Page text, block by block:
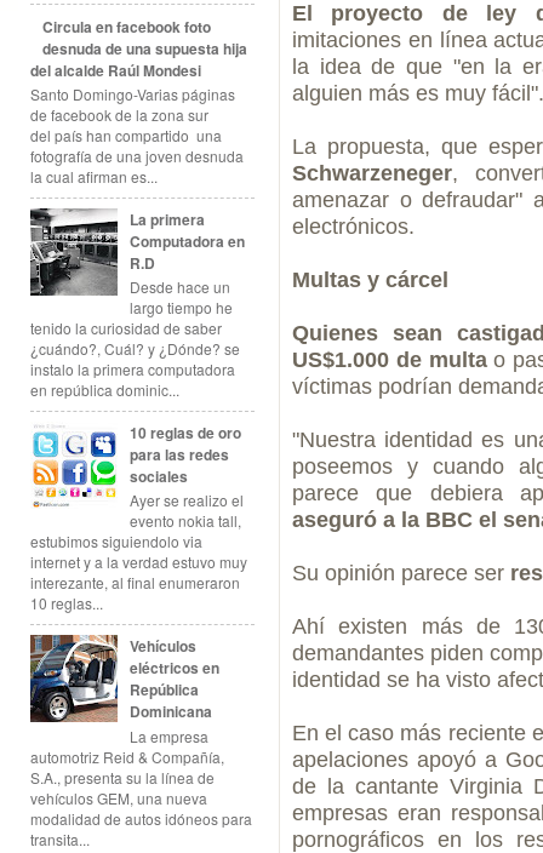
Circula en facebook foto
desnuda de una supuesta hija
del alcalde Raúl Mondesi
Santo Domingo-Varias páginas
de facebook de la zona sur
del país han compartido una
fotografía de una joven desnuda
la cual afirman es...
La primera
Computadora en
R.D
Desde hace un
largo tiempo he
tenido la curiosidad de saber
¿cuándo?, Cuál? y ¿Dónde? se
instalo la primera computadora
en república dominic...
10 reglas de oro
para las redes
sociales
Ayer se realizo el
evento nokia tall,
estubimos siguiendolo via
internet y a la verdad estuvo muy
interezante, al final enumeraron
10 reglas...
Vehículos
eléctricos en
República
Dominicana
La empresa
automotriz Reid & Compañía,
S.A., presenta su la línea de
vehículos GEM, una nueva
modalidad de autos idóneos para
transita...
El proyecto de ley
imitaciones en línea
la idea de que "en la
alguien más es muy fácil".
La propuesta, que
Schwarzeneger,
amenazar o defraudar"
electrónicos.
Multas y cárcel
Quienes sean
US$1.000 de multao
víctimas podrían
"Nuestra identidad es
poseemos y cuando
parece que debiera
aseguró a la BBC el
Su opinión parece ser
Ahí existen más de
demandantes piden
identidad se ha visto
En el caso más reciente
apelaciones apoyó a
de la cantante Virginia
empresas eran
pornográficos en los